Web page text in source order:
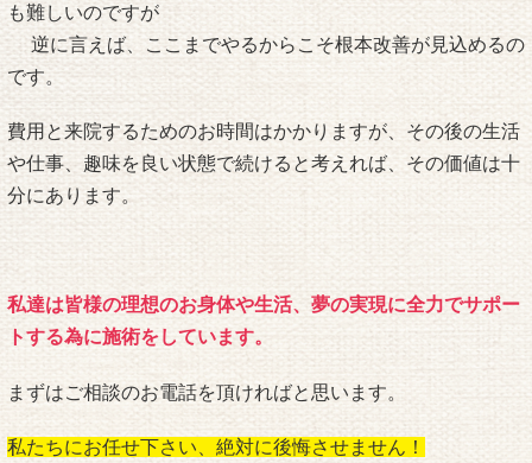
も難しいのですが
逆に言えば、ここまでやるからこそ根本改善が見込めるの
です。
費用と来院するためのお時間はかかりますが、その後の生活
や仕事、趣味を良い状態で続けると考えれば、その価値は十
分にあります。
私達は皆様の理想のお身体や生活、夢の実現に全力でサポー
トする為に施術をしています。
まずはご相談のお電話を頂ければと思います。
私たちにお任せ下さい、絶対に後悔させません！